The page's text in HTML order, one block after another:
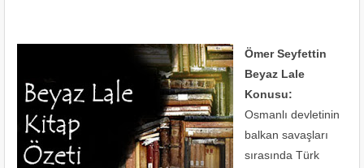
Ömer Seyfettin
Beyaz Lale
Konusu:
Osmanlı devletinin
balkan savaşları
sırasında Türk